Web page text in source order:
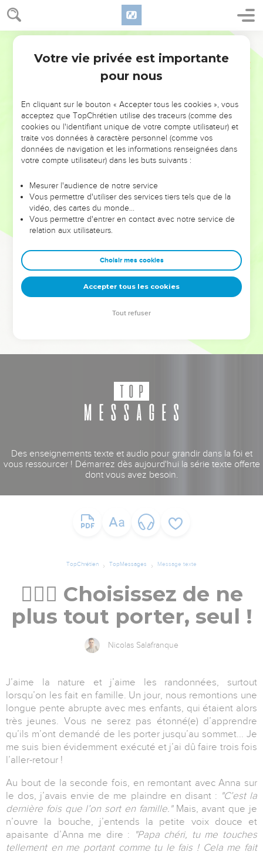
NE MANQUEZ PAS L’ÉVÉNEMENT
DE L’ANNÉE !
ET SI LEURS ERREURS POUVAIENT VOUS ÉVITER LES
VOTRES ?
leur foi ou leur vision. Mais on voit moins les doutes, les erreurs
et les saisons difficiles qu'ils ont traversés, alors même que ce
sont elles qui les ont façonnés.
Dans cette conférence, leaders, entrepreneurs, et responsables
clés pour avancer avec plus de sagesse afin que leurs erreurs
deviennent vos tremplins. Que vous guidiez un ministère, une
équipe, un groupe ou une famille, leur expérience est faite
pour vous.
Des enseignements texte et audio pour grandir dans la foi et
vous ressourcer ! Démarrez dès aujourd'hui la série texte offerte
dont vous avez besoin.
TopChrétien TopMessages Message texte
🤷🏿‍♂️ Choisissez de ne
plus tout porter, seul !
Nicolas Salafranque
J’aime la nature et j’aime les randonnées, surtout
lorsqu’on les fait en famille. Un jour, nous remontions une
longue pente abrupte avec mes enfants, qui étaient alors
très jeunes. Vous ne serez pas étonné(e) d’apprendre
qu’ils m’ont demandé de les porter jusqu’au sommet... Je
me suis bien évidemment exécuté et j’ai dû faire trois fois
l’aller-retour !
Au bout de la seconde fois, en remontant avec Anna sur
le dos, j’avais envie de me plaindre en disant : "C’est la
dernière fois que l’on sort en famille."Mais, avant que je
n’ouvre la bouche, j’entends la petite voix douce et
apaisante d’Anna me dire :
"Papa chéri, tu me touches
tellement en me portant comme tu le fais ! Cela me fait
Votre vie privée est importante
pour nous
En cliquant sur le bouton « Accepter tous les cookies », vous
acceptez que TopChrétien utilise des traceurs (comme des
cookies ou l'identifiant unique de votre compte utilisateur) et
traite vos données à caractère personnel (comme vos
données de navigation et les informations renseignées dans
votre compte utilisateur) dans les buts suivants :
Mesurer l'audience de notre service
Vous permettre d'utiliser des services tiers tels que de la
vidéo, des cartes du monde…
Vous permettre d'entrer en contact avec notre service de
relation aux utilisateurs.
Choisir mes cookies
Accepter tous les cookies
Tout refuser